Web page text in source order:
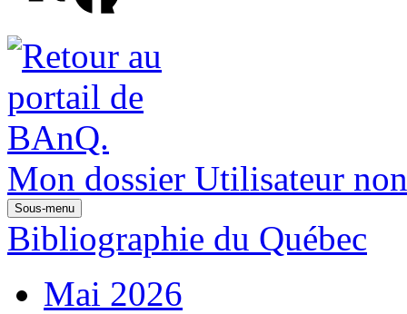
Mon dossier Utilisateur
Sous-menu
Bibliographie du Québec
Mai 2026